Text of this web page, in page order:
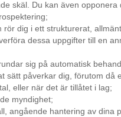
skäl. Du kan även opponera
dig i ett strukturerat,
dessa uppgifter till en
sig på automatisk
sätt påverkar dig, förutom då
eller när det är tillåtet i lag;
myndighet;
angående hantering av dina